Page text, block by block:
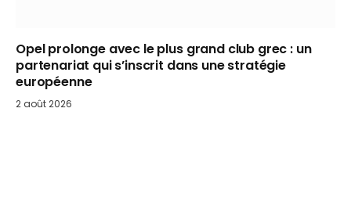
Opel prolonge avec le plus grand club grec : un
partenariat qui s’inscrit dans une stratégie
européenne
2 août 2026